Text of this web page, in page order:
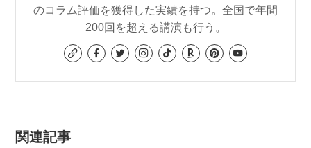
のコラム評価を獲得した実績を持つ。全国で年間
200回を超える講演も行う。
関連記事